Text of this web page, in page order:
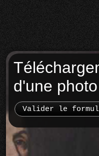
d'une photo